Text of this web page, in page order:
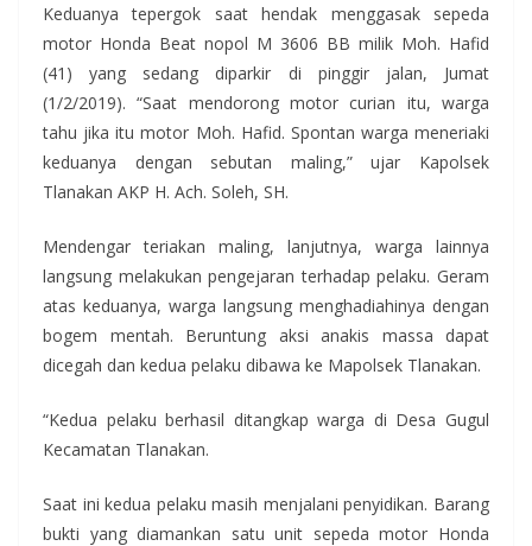
Keduanya tepergok saat hendak menggasak sepeda
motor Honda Beat nopol M 3606 BB milik Moh. Hafid
(41) yang sedang diparkir di pinggir jalan, Jumat
(1/2/2019). “Saat mendorong motor curian itu, warga
tahu jika itu motor Moh. Hafid. Spontan warga meneriaki
keduanya dengan sebutan maling,” ujar Kapolsek
Tlanakan AKP H. Ach. Soleh, SH.
Mendengar teriakan maling, lanjutnya, warga lainnya
langsung melakukan pengejaran terhadap pelaku. Geram
atas keduanya, warga langsung menghadiahinya dengan
bogem mentah. Beruntung aksi anakis massa dapat
dicegah dan kedua pelaku dibawa ke Mapolsek Tlanakan.
“Kedua pelaku berhasil ditangkap warga di Desa Gugul
Kecamatan Tlanakan.
Saat ini kedua pelaku masih menjalani penyidikan. Barang
bukti yang diamankan satu unit sepeda motor Honda